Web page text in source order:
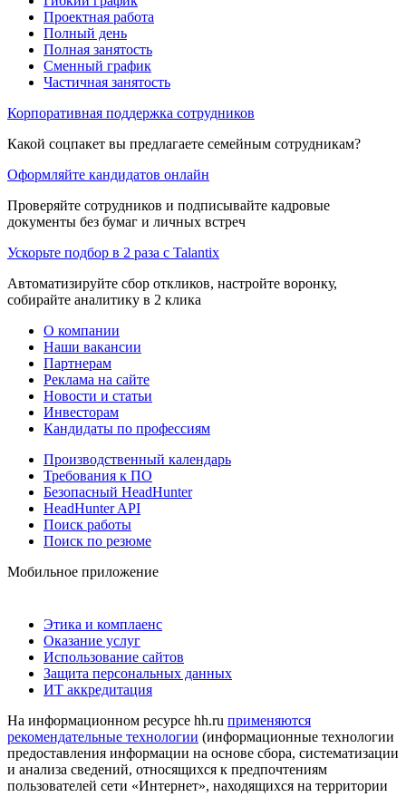
Проектная работа
Полный день
Полная занятость
Сменный график
Частичная занятость
Корпоративная поддержка сотрудников
Какой соцпакет вы предлагаете семейным сотрудникам?
Оформляйте кандидатов онлайн
Проверяйте сотрудников и подписывайте кадровые
документы без бумаг и личных встреч
Ускорьте подбор в 2 раза с Talantix
Автоматизируйте сбор откликов, настройте воронку,
собирайте аналитику в 2 клика
О компании
Наши вакансии
Партнерам
Реклама на сайте
Новости и статьи
Инвесторам
Кандидаты по профессиям
Производственный календарь
Требования к ПО
Безопасный HeadHunter
HeadHunter API
Поиск работы
Поиск по резюме
Мобильное приложение
Этика и комплаенс
Оказание услуг
Использование сайтов
Защита персональных данных
ИТ аккредитация
На информационном ресурсе hh.ru применяются
рекомендательные технологии (информационные технологии
предоставления информации на основе сбора, систематизации
и анализа сведений, относящихся к предпочтениям
пользователей сети «Интернет», находящихся на территории